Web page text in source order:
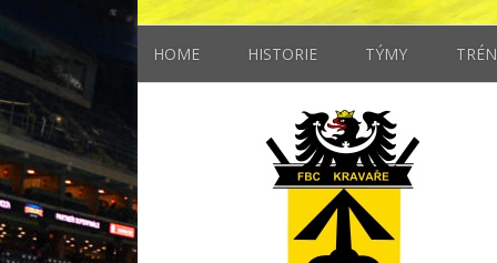
HOME HISTORIE TÝMY
STARŠÍ ŽÁCI
MLADŠÍ ŽÁCI
ELÉVOVÉ